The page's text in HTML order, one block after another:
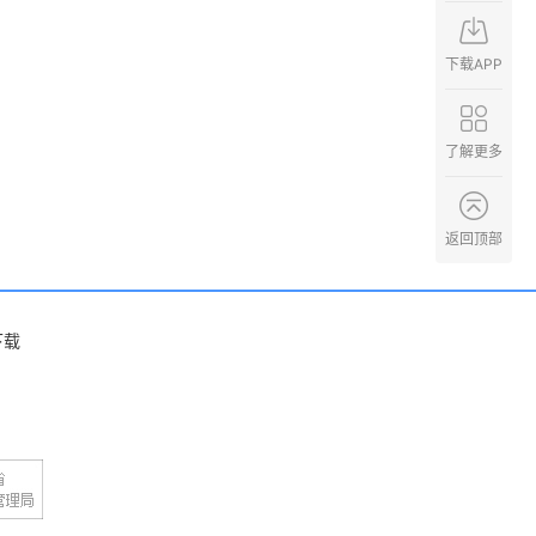
载
下载APP
了解更多
返回顶部